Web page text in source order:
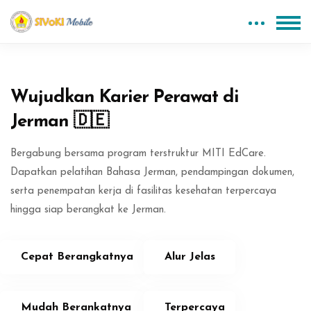
Wujudkan Karier Perawat di
Jerman 🇩🇪
Bergabung bersama program terstruktur MITI EdCare.
Dapatkan pelatihan Bahasa Jerman, pendampingan dokumen,
serta penempatan kerja di fasilitas kesehatan terpercaya
hingga siap berangkat ke Jerman.
Cepat Berangkatnya
Mudah Berankatnya
Alur Jelas
Terpercaya